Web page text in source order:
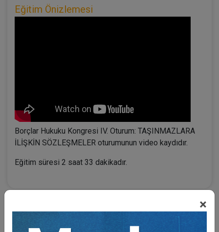
×
Eğitim Önizlemesi
Borçlar Hukuku Kongresi IV. Oturum: TAŞINMAZLARA
İLİŞKİN SÖZLEŞMELER oturumunun video kaydıdır.
Eğitim süresi 2 saat 33 dakikadır.